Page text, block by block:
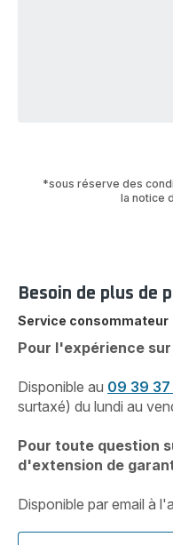
*sous réserve des
la notice
Besoin de plus de
Service consommateur
Pour l'expérience sur
Disponible au 09 39
surtaxé) du lundi au
Pour toute question
d'extension de
Disponible par email à